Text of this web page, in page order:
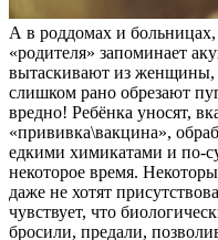
А в роддомах и больницах,
«родителя» запоминает
вытаскивают из женщины,
слишком рано обрезают
вредно! Ребёнка уносят,
«прививка\вакцина»,
едкими химикатами и по-
некоторое время.
даже не хотят
чувствует, что
бросили, предали,